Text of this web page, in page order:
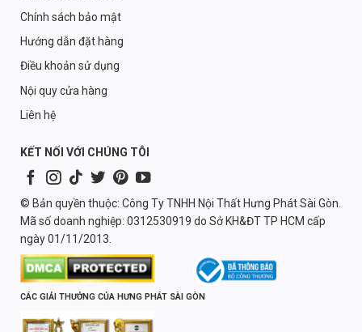
Chính sách bảo mật
Hướng dẫn đặt hàng
Điều khoản sử dụng
Nội quy cửa hàng
Liên hệ
KẾT NỐI VỚI CHÚNG TÔI
© Bản quyền thuộc: Công Ty TNHH Nội Thất Hưng Phát Sài Gòn.
Mã số doanh nghiệp: 0312530919 do Sở KH&ĐT TP HCM cấp
ngày 01/11/2013.
CÁC GIẢI THƯỞNG CỦA HƯNG PHÁT SÀI GÒN